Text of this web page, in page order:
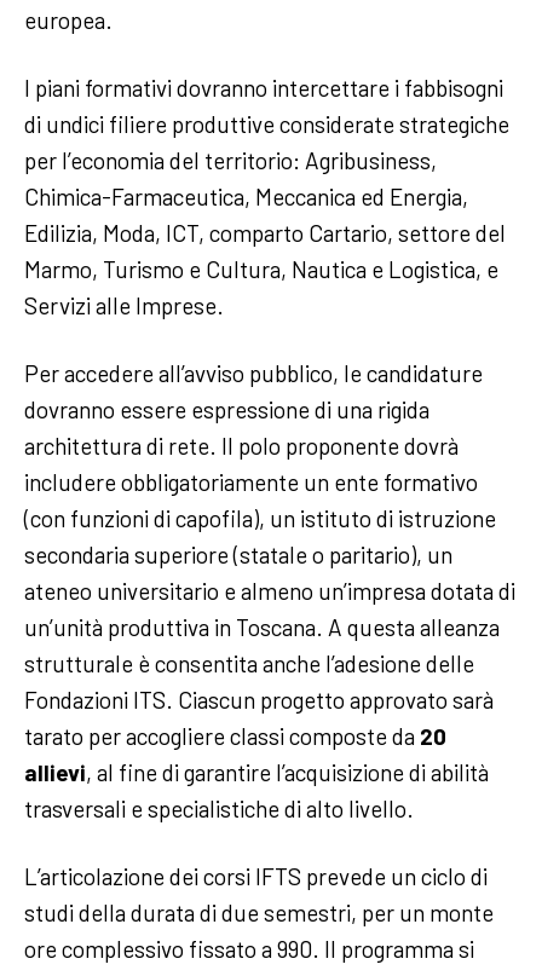
europea.
I piani formativi dovranno intercettare i fabbisogni
di undici filiere produttive considerate strategiche
per l’economia del territorio: Agribusiness,
Chimica-Farmaceutica, Meccanica ed Energia,
Edilizia, Moda, ICT, comparto Cartario, settore del
Marmo, Turismo e Cultura, Nautica e Logistica, e
Servizi alle Imprese.
Per accedere all’avviso pubblico, le candidature
dovranno essere espressione di una rigida
architettura di rete. Il polo proponente dovrà
includere obbligatoriamente un ente formativo
(con funzioni di capofila), un istituto di istruzione
secondaria superiore (statale o paritario), un
ateneo universitario e almeno un’impresa dotata di
un’unità produttiva in Toscana. A questa alleanza
strutturale è consentita anche l’adesione delle
Fondazioni ITS. Ciascun progetto approvato sarà
tarato per accogliere classi composte da 20
allievi, al fine di garantire l’acquisizione di abilità
trasversali e specialistiche di alto livello.
L’articolazione dei corsi IFTS prevede un ciclo di
studi della durata di due semestri, per un monte
ore complessivo fissato a 990. Il programma si